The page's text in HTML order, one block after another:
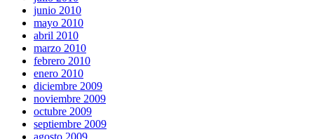
junio 2010
mayo 2010
abril 2010
marzo 2010
febrero 2010
enero 2010
diciembre 2009
noviembre 2009
octubre 2009
septiembre 2009